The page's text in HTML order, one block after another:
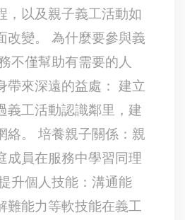
，以及親子義工活動如
改變。 為什麼要參與義
不僅幫助有需要的人
帶來深遠的益處： 建立
義工活動認識鄰里，建
絡。 培養親子關係：親
成員在服務中學習同理
升個人技能：溝通能
難能力等軟技能在義工